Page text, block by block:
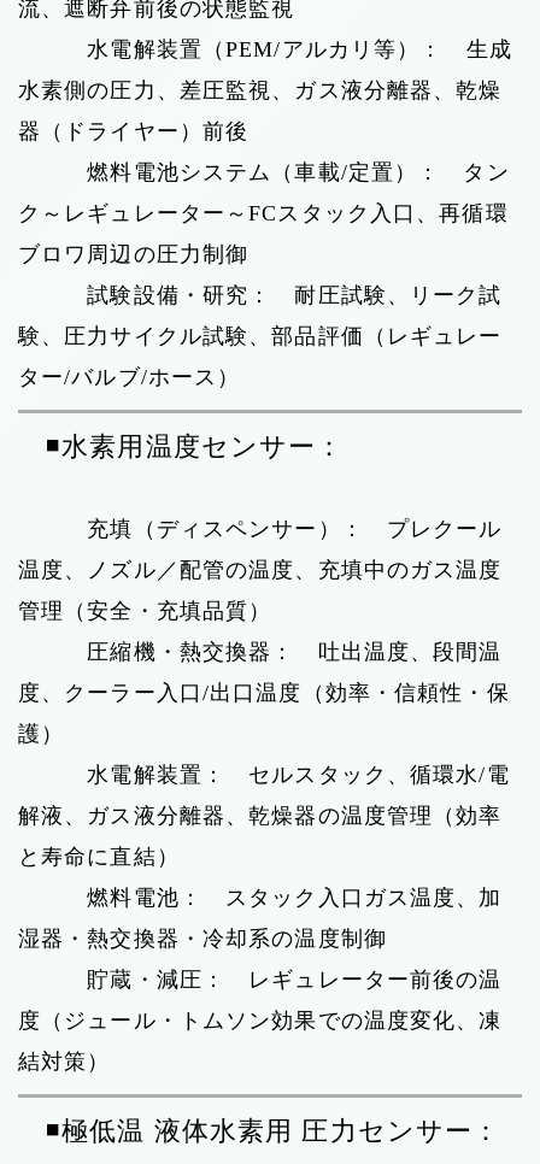
流、遮断弁前後の状態監視
水電解装置（PEM/アルカリ等）： 生成
水素側の圧力、差圧監視、ガス液分離器、乾燥
器（ドライヤー）前後
燃料電池システム（車載/定置）： タン
ク～レギュレーター～FCスタック入口、再循環
ブロワ周辺の圧力制御
試験設備・研究： 耐圧試験、リーク試
験、圧力サイクル試験、部品評価（レギュレー
ター/バルブ/ホース）
◾️水素用温度センサー：
充填（ディスペンサー）： プレクール
温度、ノズル／配管の温度、充填中のガス温度
管理（安全・充填品質）
圧縮機・熱交換器： 吐出温度、段間温
度、クーラー入口/出口温度（効率・信頼性・保
護）
水電解装置： セルスタック、循環水/電
解液、ガス液分離器、乾燥器の温度管理（効率
と寿命に直結）
燃料電池： スタック入口ガス温度、加
湿器・熱交換器・冷却系の温度制御
貯蔵・減圧： レギュレーター前後の温
度（ジュール・トムソン効果での温度変化、凍
結対策）
◾️極低温 液体水素用 圧力センサー：